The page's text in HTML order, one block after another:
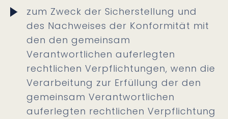
zum Zweck der Sicherstellung und
des Nachweises der Konformität mit
den den gemeinsam
Verantwortlichen auferlegten
rechtlichen Verpflichtungen, wenn die
Verarbeitung zur Erfüllung der den
gemeinsam Verantwortlichen
auferlegten rechtlichen Verpflichtung